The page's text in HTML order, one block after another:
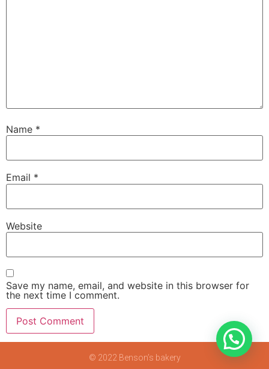
Name *
Email *
Website
Save my name, email, and website in this browser for
the next time I comment.
© 2022 Benson’s bakery